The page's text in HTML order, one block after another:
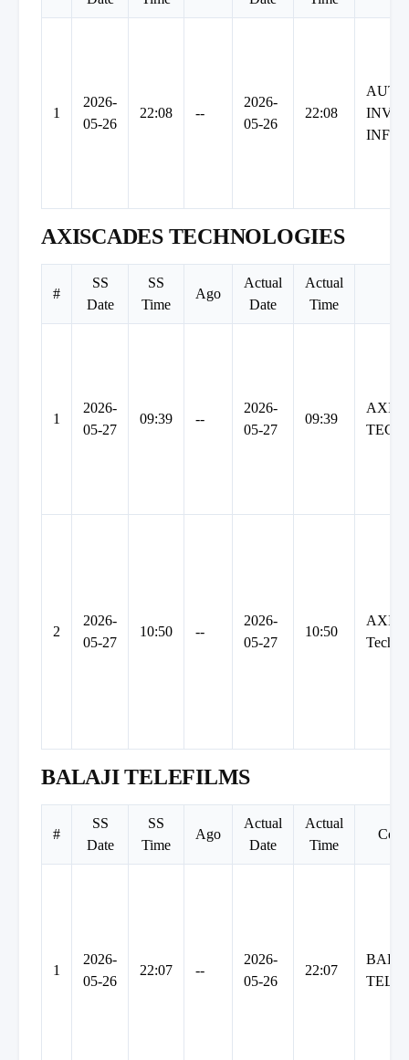
1
2026-
05-26
22:08 --
2026-
05-26
22:08
AXISCADES TECHNOLOGIES
#
SS
Date
SS
Time
Ago
Actual
Date
Actual
Time
1
2026-
05-27
09:39 --
2026-
05-27
09:39
2
2026-
05-27
10:50 --
2026-
05-27
10:50
BALAJI TELEFILMS
#
SS
Date
SS
Time
Ago
Actual
Date
Actual
Time
1
2026-
05-26
22:07 --
2026-
05-26
22:07